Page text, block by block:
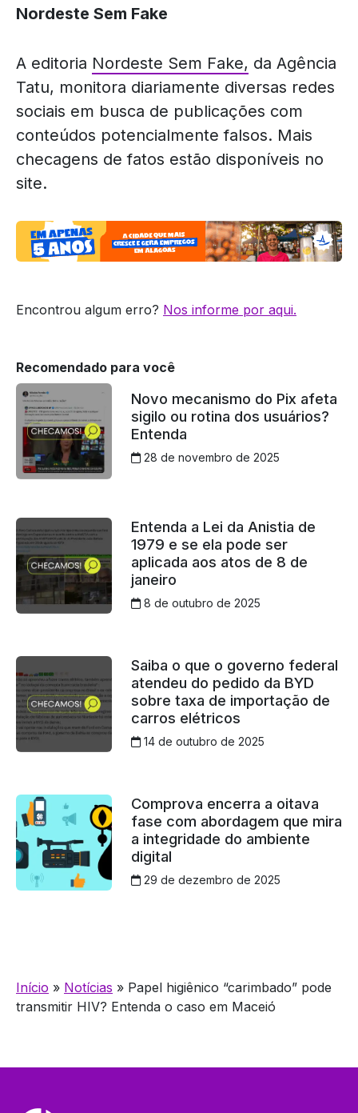
Nordeste Sem Fake
A editoria Nordeste Sem Fake, da Agência
Tatu, monitora diariamente diversas redes
sociais em busca de publicações com
conteúdos potencialmente falsos. Mais
checagens de fatos estão disponíveis no
site.
Encontrou algum erro? Nos informe por aqui.
Recomendado para você
Novo mecanismo do Pix afeta
sigilo ou rotina dos usuários?
Entenda
28 de novembro de 2025
Entenda a Lei da Anistia de
1979 e se ela pode ser
aplicada aos atos de 8 de
janeiro
8 de outubro de 2025
Saiba o que o governo federal
atendeu do pedido da BYD
sobre taxa de importação de
carros elétricos
14 de outubro de 2025
Comprova encerra a oitava
fase com abordagem que mira
a integridade do ambiente
digital
29 de dezembro de 2025
Início » Notícias » Papel higiênico “carimbado” pode
transmitir HIV? Entenda o caso em Maceió